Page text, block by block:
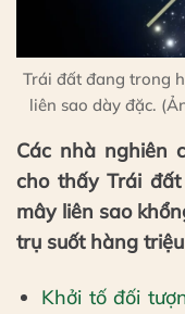
Trái đất đang trong
liên sao dày đặc.
Các nhà nghiên
cho thấy Trái
mây liên sao
trụ suốt hàng
Khởi tố đối